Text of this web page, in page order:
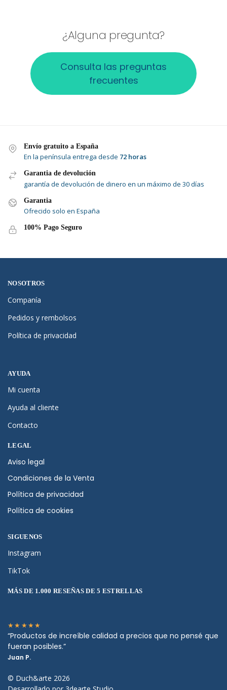
¿Alguna pregunta?
Consulta las preguntas
frecuentes
Envío gratuito a España
En la península entrega desde 72 horas
Garantia de devolución
garantía de devolución de dinero en un máximo de 30 días
Garantia
Ofrecido solo en España
100% Pago Seguro
NOSOTROS
Companía
Pedidos y rembolsos
Política de privacidad
AYUDA
Mi cuenta
Ayuda al cliente
Contacto
LEGAL
Aviso legal
Condiciones de la Venta
Política de privacidad
Política de cookies
SIGUENOS
Instagram
TikTok
MÁS DE 1.000 RESEÑAS DE 5 ESTRELLAS
★★★★★
“Productos de increíble calidad a precios que no pensé que
fueran posibles.”
Juan P.
© Duch&arte 2026